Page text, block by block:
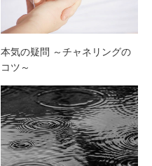
本気の疑問 ～チャネリングの
コツ～